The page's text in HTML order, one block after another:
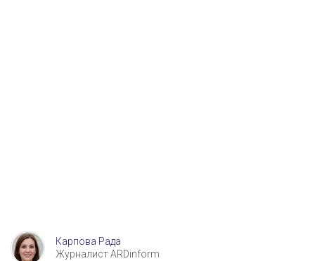
Карпова Рада
Журналист ARDinform